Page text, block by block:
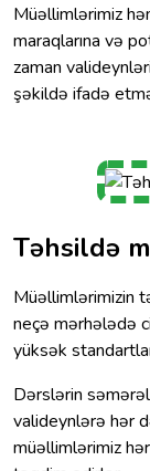
Müəllimlərimiz
maraqlarına və
zaman
şəkildə ifadə
Təhsildə
Müəllimlərimizin
neçə mərhələdə
yüksək
Dərslərin
valideynlərə hər
müəllimlərimiz